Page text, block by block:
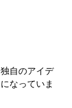
自のアイデ
なっていま